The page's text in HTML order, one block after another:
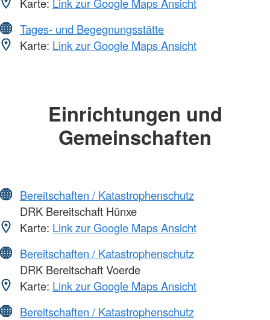
Tages- und Begegnungsstätte
Karte: Link zur Google Maps Ansicht
Einrichtungen und
Gemeinschaften
Bereitschaften / Katastrophenschutz
DRK Bereitschaft Hünxe
Karte: Link zur Google Maps Ansicht
Bereitschaften / Katastrophenschutz
DRK Bereitschaft Voerde
Karte: Link zur Google Maps Ansicht
Bereitschaften / Katastrophenschutz